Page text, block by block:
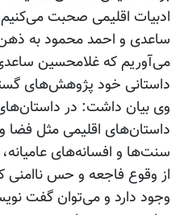
ادبیات اقلیمی صحبت
ساعدی و احمد محمود به ذهن
می‌آوریم که غلامحسین
داستانی خود پژوهش‌های
وی بیان داشت: در
داستان‌های اقلیمی مثل فضا و
سنت‌ها و افسانه‌‌های
از وقوع فاجعه و حس ناامنی
وجود دارد و می‌توان گفت